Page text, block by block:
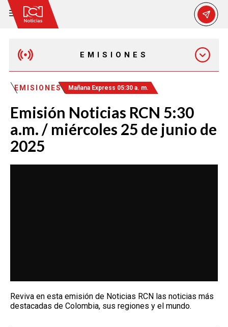
EMISIONES
MAÑANA EXPRESS
EMISIÓN 12:30 PM
EMISIONES Mañana Express 05:30 a. m.
Emisión Noticias RCN 5:30
a.m. / miércoles 25 de junio de
2025
Reviva en esta emisión de Noticias RCN las noticias más
destacadas de Colombia, sus regiones y el mundo.